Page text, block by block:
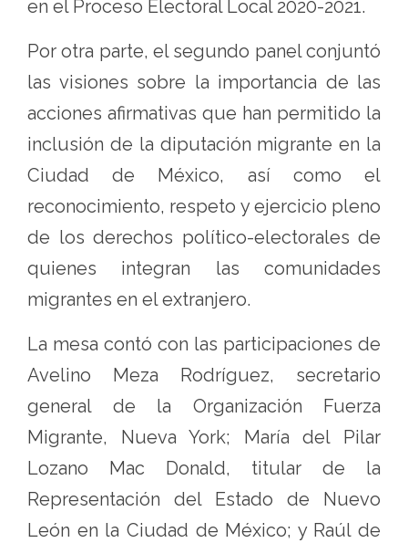
en el Proceso Electoral Local 2020-2021.
Por otra parte, el segundo panel conjuntó
las visiones sobre la importancia de las
acciones afirmativas que han permitido la
inclusión de la diputación migrante en la
Ciudad de México, así como el
reconocimiento, respeto y ejercicio pleno
de los derechos político-electorales de
quienes integran las comunidades
migrantes en el extranjero.
La mesa contó con las participaciones de
Avelino Meza Rodríguez, secretario
general de la Organización Fuerza
Migrante, Nueva York; María del Pilar
Lozano Mac Donald, titular de la
Representación del Estado de Nuevo
León en la Ciudad de México; y Raúl de